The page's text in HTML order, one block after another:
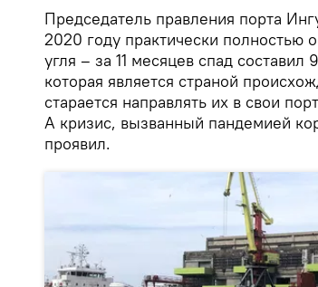
Председатель правления порта
2020 году практически полностью
угля – за 11 месяцев спад
которая является страной
старается направлять их в свои
А кризис, вызванный пандемией
проявил.